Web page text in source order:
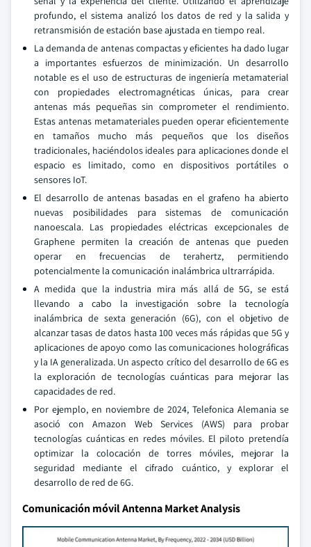
profundo, el sistema analizó los datos de red y la salida y
retransmisión de estación base ajustada en tiempo real.
La demanda de antenas compactas y eficientes ha dado lugar
a importantes esfuerzos de minimización. Un desarrollo
notable es el uso de estructuras de ingeniería metamaterial
con propiedades electromagnéticas únicas, para crear
antenas más pequeñas sin comprometer el rendimiento.
Estas antenas metamateriales pueden operar eficientemente
en tamaños mucho más pequeños que los diseños
tradicionales, haciéndolos ideales para aplicaciones donde el
espacio es limitado, como en dispositivos portátiles o
sensores IoT.
El desarrollo de antenas basadas en el grafeno ha abierto
nuevas posibilidades para sistemas de comunicación
nanoescala. Las propiedades eléctricas excepcionales de
Graphene permiten la creación de antenas que pueden
operar en frecuencias de terahertz, permitiendo
potencialmente la comunicación inalámbrica ultrarrápida.
A medida que la industria mira más allá de 5G, se está
llevando a cabo la investigación sobre la tecnología
inalámbrica de sexta generación (6G), con el objetivo de
alcanzar tasas de datos hasta 100 veces más rápidas que 5G y
aplicaciones de apoyo como las comunicaciones holográficas
y la IA generalizada. Un aspecto crítico del desarrollo de 6G es
la exploración de tecnologías cuánticas para mejorar las
capacidades de red.
Por ejemplo, en noviembre de 2024, Telefonica Alemania se
asoció con Amazon Web Services (AWS) para probar
tecnologías cuánticas en redes móviles. El piloto pretendía
optimizar la colocación de torres móviles, mejorar la
seguridad mediante el cifrado cuántico, y explorar el
desarrollo de red de 6G.
Comunicación móvil Antenna Market Analysis